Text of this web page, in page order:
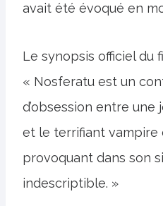
avait été évoqué en
Le synopsis officiel du
« Nosferatu est un
d’obsession entre
et le terrifiant vampire
provoquant dans son
indescriptible. »